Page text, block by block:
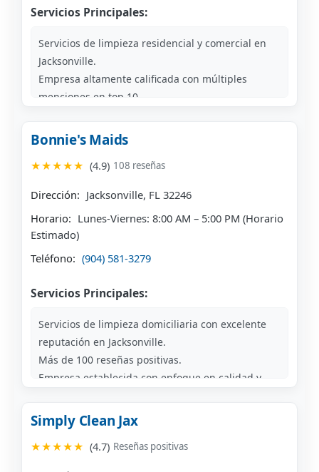
Servicios Principales:
Servicios de limpieza residencial y comercial en
Jacksonville.
Empresa altamente calificada con múltiples
menciones en top 10.
regulares.
Bonnie's Maids
★★★★★ (4.9) 108 reseñas
Dirección: Jacksonville, FL 32246
Horario: Lunes-Viernes: 8:00 AM – 5:00 PM (Horario
Estimado)
Teléfono: (904) 581-3279
Servicios Principales:
Servicios de limpieza domiciliaria con excelente
reputación en Jacksonville.
Más de 100 reseñas positivas.
Empresa establecida con enfoque en calidad y
Simply Clean Jax
★★★★★ (4.7) Reseñas positivas